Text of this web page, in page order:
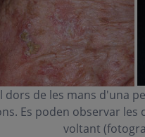
dors de les mans d'una
Es poden observar
voltant